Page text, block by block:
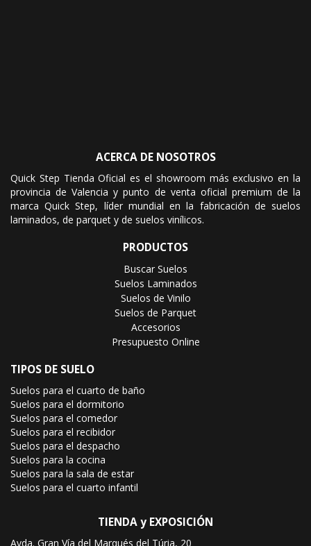
ACERCA DE NOSOTROS
Quick Step Tienda Oficial es el showroom más exclusivo en la
provincia de Valencia y punto de venta oficial premium de la
marca Quick Step, líder mundial en la fabricación de suelos
laminados, de parquet y de suelos vinílicos.
PRODUCTOS
Buscar Suelos
Suelos Laminados
Suelos de Vinilo
Suelos de Parquet
Accesorios
Presupuesto Online
TIPOS DE SUELO
Suelos para el cuarto de baño
Suelos para el dormitorio
Suelos para el comedor
Suelos para el recibidor
Suelos para el despacho
Suelos para la cocina
Suelos para la sala de estar
Suelos para el cuarto infantil
TIENDA y EXPOSICIÓN
Avda. Gran Vía del Marqués del Túria, 20